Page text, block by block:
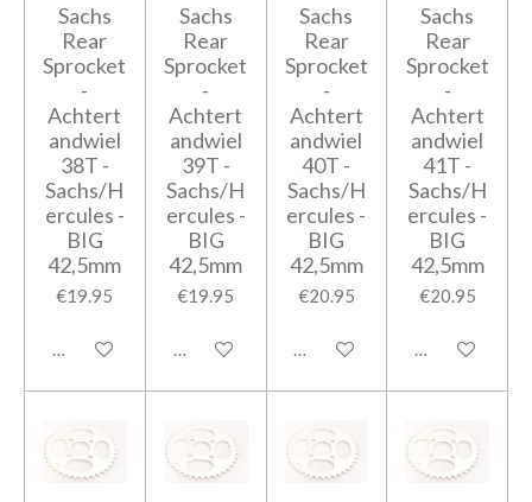
Sachs
Rear
Sprocket
-
Achtert
andwiel
38T -
Sachs/H
ercules -
BIG
42,5mm
€19.95
Add to cart
Sachs
Rear
Sprocket
-
Achtert
andwiel
39T -
Sachs/H
ercules -
BIG
42,5mm
€19.95
Add to cart
Sachs
Rear
Sprocket
-
Achtert
andwiel
40T -
Sachs/H
ercules -
BIG
42,5mm
€20.95
Add to cart
Sachs
Rear
Sprocket
-
Achtert
andwiel
41T -
Sachs/H
ercules -
BIG
42,5mm
€20.95
Add to cart